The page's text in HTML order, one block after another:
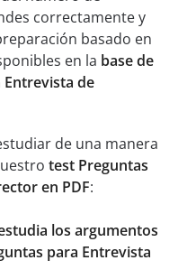
correctamente y
basado en
en la base de
de
de una manera
test Preguntas
en PDF:
los argumentos
para Entrevista